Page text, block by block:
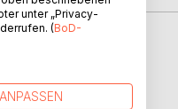
unter „Privacy-
(BoD-
ANPASSEN